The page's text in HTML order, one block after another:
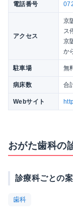
電話番号
アクセス
京
ス
京
か
駐車場 無
病床数 合
Webサイト
おがた歯科の
診療科ごとの
歯科